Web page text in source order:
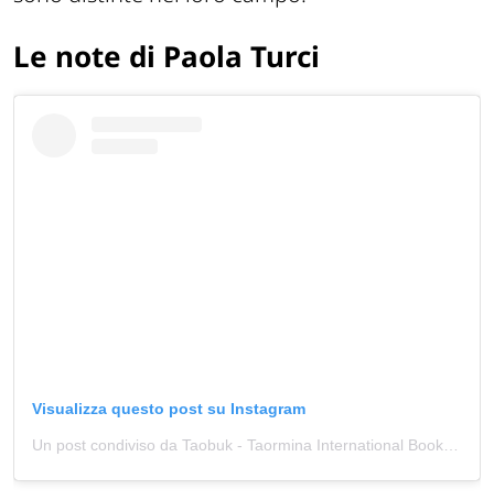
Le note di Paola Turci
Visualizza questo post su Instagram